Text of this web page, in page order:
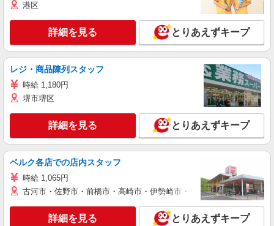
港区
詳細を見る とりあえずキープ
レジ・商品陳列スタッフ
時給 1,180円
堺市堺区
詳細を見る とりあえずキープ
ベルク各店での店内スタッフ
時給 1,065円
古河市・佐野市・前橋市・高崎市・伊勢崎市・太田市・館林市・藤
詳細を見る とりあえずキープ